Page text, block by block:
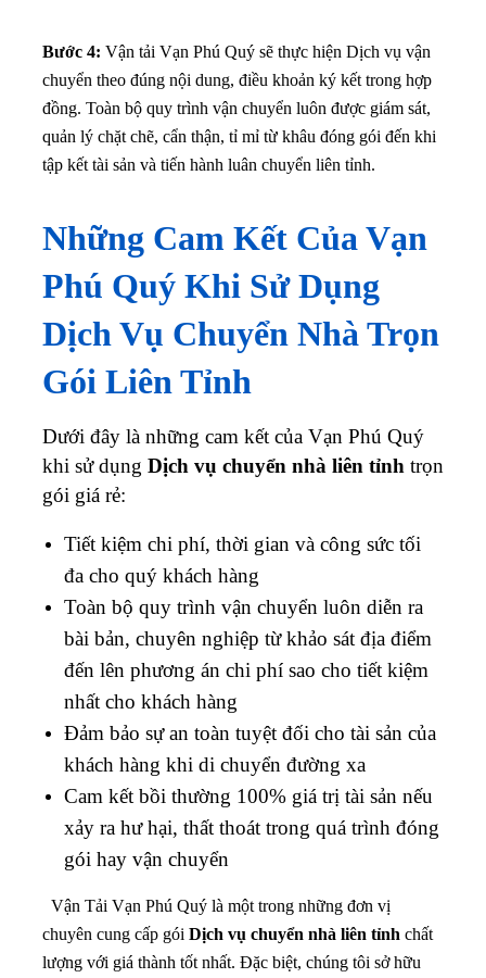
Bước 4: Vận tải Vạn Phú Quý sẽ thực hiện Dịch vụ vận
chuyển theo đúng nội dung, điều khoản ký kết trong hợp
đồng. Toàn bộ quy trình vận chuyển luôn được giám sát,
quản lý chặt chẽ, cẩn thận, tỉ mỉ từ khâu đóng gói đến khi
tập kết tài sản và tiến hành luân chuyển liên tỉnh.
Những Cam Kết Của Vạn
Phú Quý Khi Sử Dụng
Dịch Vụ Chuyển Nhà Trọn
Gói Liên Tỉnh
Dưới đây là những cam kết của Vạn Phú Quý
khi sử dụng Dịch vụ chuyển nhà liên tỉnh trọn
gói giá rẻ:
Tiết kiệm chi phí, thời gian và công sức tối
đa cho quý khách hàng
Toàn bộ quy trình vận chuyển luôn diễn ra
bài bản, chuyên nghiệp từ khảo sát địa điểm
đến lên phương án chi phí sao cho tiết kiệm
nhất cho khách hàng
Đảm bảo sự an toàn tuyệt đối cho tài sản của
khách hàng khi di chuyển đường xa
Cam kết bồi thường 100% giá trị tài sản nếu
xảy ra hư hại, thất thoát trong quá trình đóng
gói hay vận chuyển
Vận Tải Vạn Phú Quý là một trong những đơn vị
chuyên cung cấp gói Dịch vụ chuyển nhà liên tỉnh chất
lượng với giá thành tốt nhất. Đặc biệt, chúng tôi sở hữu